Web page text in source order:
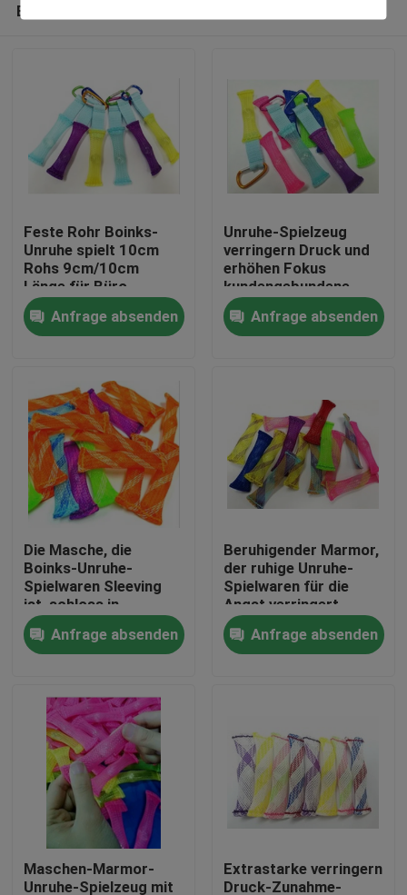
Produkte
Über uns
Fabrik-Ausflug
Qualitätskontrolle
Treten Sie mit uns in Verbindung
Fordern Sie ein Zitat
Flexibler PVC-Schläuche
durch Hitze schrumpfbares Rohr
Gewölbter flexible Schläuche
Empfohlene Produkte
Feste Rohr Boinks-
Unruhe spielt 10cm
Rohs 9cm/10cm
Länge für Büro
Anfrage absenden
Unruhe-Spielzeug
verringern Druck und
erhöhen Fokus
kundengebundene
Länge
Anfrage absenden
Die Masche, die
Boinks-Unruhe-
Spielwaren Sleeving
ist, schloss in
gesponnener Breite
des Plastik3cm ein
Anfrage absenden
Beruhigender Marmor,
der ruhige Unruhe-
Spielwaren für die
Angst verringert
Druck mit ADHD und
Autismus hält
Anfrage absenden
Maschen-Marmor-
Unruhe-Spielzeug mit
Extrastarke verringern
Druck-Zunahme-